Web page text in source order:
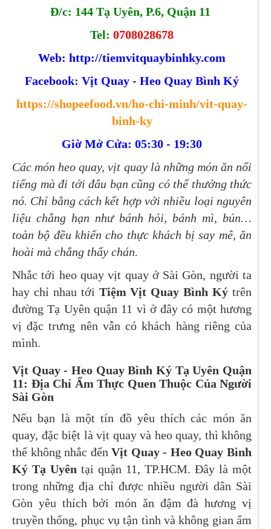
Đ/c: 144 Tạ Uyên, P.6, Quận 11
Tel: 0708028678
Web: http://tiemvitquaybinhky.com
Facebook: Vịt Quay - Heo Quay Bình Ký
https://shopeefood.vn/ho-chi-minh/vit-quay-
binh-ky
Giờ Mở Cửa: 05:30 - 19:30
Các món heo quay, vịt quay là những món ăn nổi
tiếng mà đi tới đâu bạn cũng có thể thưởng thức
nó. Chỉ bằng cách kết hợp với nhiều loại nguyên
liệu chẳng hạn như bánh hỏi, bánh mì, bún…
toàn bộ đều khiến cho thực khách bị say mê, ăn
hoài mà chẳng thấy chán.
Nhắc tới heo quay vịt quay ở Sài Gòn, người ta
hay chỉ nhau tới Tiệm Vịt Quay Bình Ký trên
đường Tạ Uyên quận 11 vì ở đây có một hương
vị đặc trưng nên vẫn có khách hàng riêng của
mình.
Vịt Quay - Heo Quay Bình Ký Tạ Uyên Quận
11: Địa Chỉ Ẩm Thực Quen Thuộc Của Người
Sài Gòn
Nếu bạn là một tín đồ yêu thích các món ăn
quay, đặc biệt là vịt quay và heo quay, thì không
thể không nhắc đếnVịt Quay - Heo Quay Bình
Ký Tạ Uyên tại quận 11, TP.HCM. Đây là một
trong những địa chỉ được nhiều người dân Sài
Gòn yêu thích bởi món ăn đậm đà hương vị
truyền thống, phục vụ tận tình và không gian ấm